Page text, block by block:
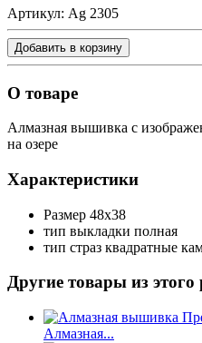
Артикул: Ag 2305
Добавить в корзину
О товаре
Алмазная вышивка с
на озере
Характеристики
Размер 48х38
тип выкладки полная
тип страз квадратные
Другие товары из этого
Алмазная...